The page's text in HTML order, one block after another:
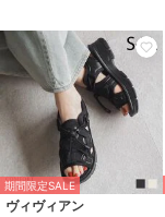
期間限定SALE
ヴィヴィアン